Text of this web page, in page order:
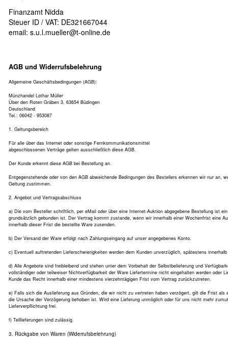
Finanzamt Nidda
Steuer ID / VAT: DE321667044
email: s.u.l.mueller@t-online.de
AGB und Widerrufsbelehrung
Allgemeine Geschäftsbedingungen (AGB):
Münzhandel Lothar Müller
Über den Roten Gräben 3, 63654 Büdingen
Deutschland
Tel.: 06042 - 953087
1. Geltungsbereich
Für alle über das Internet oder sonstige Fernkommunikationsmittel
abgeschlossenen Verträge gelten ausschließlich diese AGB.
Der Kunde erkennt diese AGB bei Bestellung an.
Entgegenstehende oder von den AGB abweichende Bedingungen des Bestellers erkennen wir nur an,
Geltung zustimmen.
2. Angebot und Vertragsabschluss
a) Die vom Besteller schriftlich, per eMail oder über eine Internet-Auktion abgegebene Bestellung ist
grundsätzlich gebunden ist. Der Vertrag kommt zustande, wenn wir innerhalb einer Wochenfrist eine
innerhalb dieser Frist die bestellte Ware zusenden.
b) Der Versand der Ware erfolgt nach Zahlungseingang auf unser angegebenes Konto.
c) Eventuell auftretenden Lieferschwierigkeiten werden dem Kunden unverzüglich, spätestens
d) Alle Angebote sind freibleibend und stehen unter dem Vorbehalt der Selbstbelieferung und
vollständiger oder teilweiser Nichtverfügbarkeit der Ware Liefertermine nicht eingehalten werden oder
Kunde das Recht innerhalb einer mindestens vierzehntägigen Frist vom Vertrag zurückzutreten.
e) Falls sich die Auslieferung aus Gründen, die wir nicht zu vertreten haben verzögert, gilt die Frist als
die Ursache der Verzögerung behoben ist. Wird eine Lieferung unmöglich oder für uns nicht mehr
Lieferverpflichtung frei.
f) Teillieferungen sind zulässig.
3. Rückgabe von Waren (Widerrufsbelehrung)